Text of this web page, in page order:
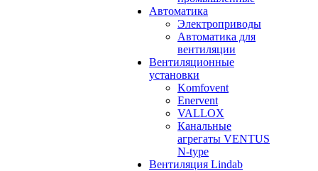
Автоматика
Электроприводы
Автоматика для
вентиляции
Вентиляционные
установки
Komfovent
Enervent
VALLOX
Канальные
агрегаты VENTUS
N-type
Вентиляция Lindab